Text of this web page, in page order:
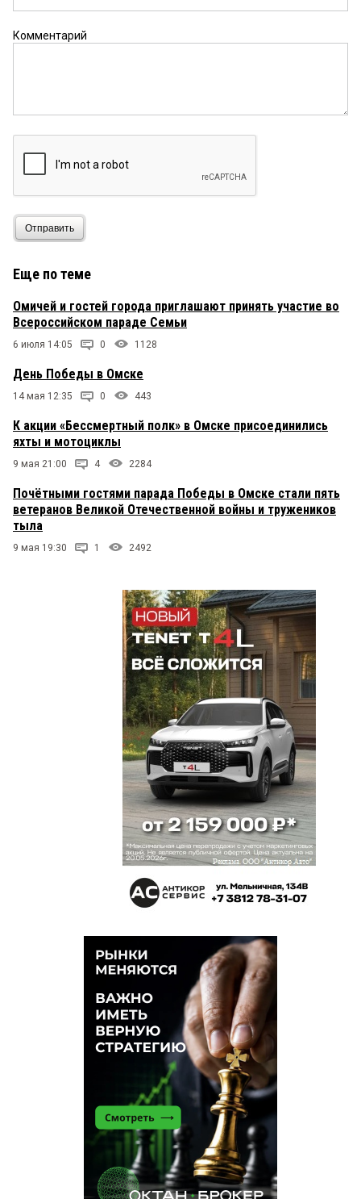
Комментарий
Отправить
Еще по теме
Омичей и гостей города приглашают принять участие во
Всероссийском параде Семьи
6 июля 14:05 0 1128
День Победы в Омске
14 мая 12:35 0 443
К акции «Бессмертный полк» в Омске присоединились
яхты и мотоциклы
9 мая 21:00 4 2284
Почётными гостями парада Победы в Омске стали пять
ветеранов Великой Отечественной войны и тружеников
тыла
9 мая 19:30 1 2492